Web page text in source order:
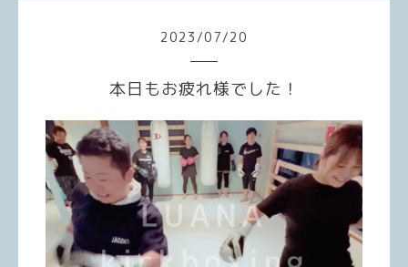
2023/07/20
本日もお疲れ様でした！